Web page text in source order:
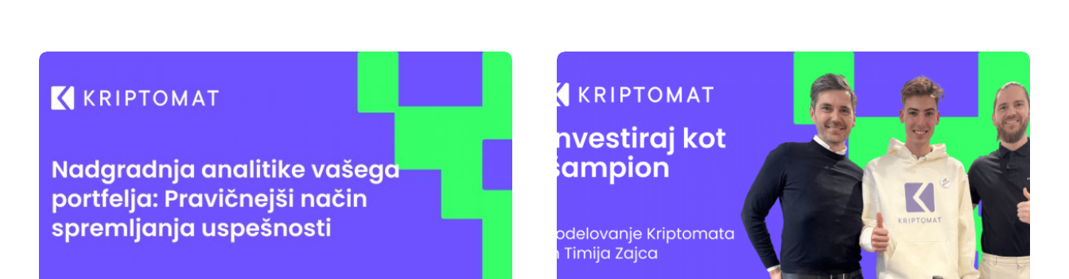
Raziskovalec naložb